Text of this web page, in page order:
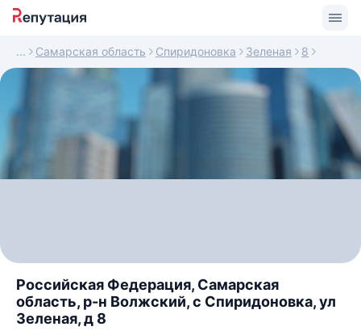
Самарская область Спиридоновка Зеленая 8
Российская Федерация, Самарская
область, р-н Волжский, с Спиридоновка, ул
Зеленая, д 8